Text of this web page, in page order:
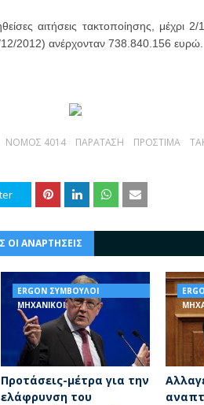
αιτήσεις τακτοποίησης, μέχρι
2012) ανέρχονταν 738.840.156 ευρώ.
ΝΟΜΟΣ 4014 ΠΑΡΑΤΑΣΗ ΠΡΟΣΤΙΜΑ
ΟΙ ΑΝΑΡΤΗΣΕΙΣ
ERGON ΣΥΜΒΟΥΛΟΙ
ΜΗΧΑΝΙΚΟΙ
Προτάσεις-μέτρα για την
ελάφρυνση του